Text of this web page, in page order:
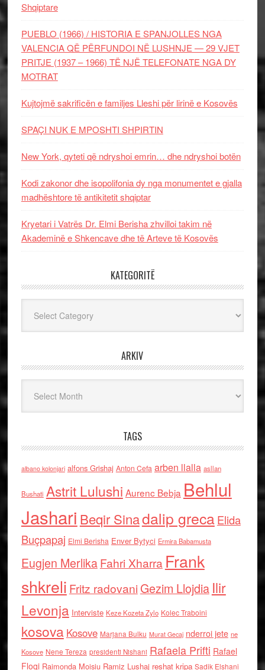
Shqiptare
PUEBLO (1966) / HISTORIA E SPANJOLLES NGA
VALENCIA QË PËRFUNDOI NË LUSHNJE — 29 VJET
PRITJE (1937 – 1966) TË NJË TELEFONATE NGA DY
MOTRAT
Kujtojmë sakrificën e familjes Lleshi për lirinë e Kosovës
SPAÇI NUK E MPOSHTI SHPIRTIN
New York, qyteti që ndryshoi emrin… dhe ndryshoi botën
Kodi zakonor dhe isopolifonia dy nga monumentet e gjalla
madhështore të antikitetit shqiptar
Kryetari i Vatrës Dr. Elmi Berisha zhvilloi takim në
Akademinë e Shkencave dhe të Arteve të Kosovës
KATEGORITË
ARKIV
TAGS
albano kolonjari alfons Grishaj Anton Cefa arben llalla asllan
Bushati Astrit Lulushi Aurenc Bebja Behlul
Jashari Beqir Sinadalip grecaElida
Buçpapaj Elmi Berisha Enver Bytyci Ermira Babamusta
Eugjen MerlikaFahri Xharra Frank
shkreli Fritz radovaniGezim Llojdia Ilir
Levonja Interviste Keze Kozeta Zylo Kolec Traboini
kosova Kosove Marjana Bulku Murat Gecaj nderroi jete ne
Kosove Nene Tereza presidenti Nishani Rafaela Prifti Rafael
Floqi Raimonda Moisiu Ramiz Lushaj reshat kripa Sadik Elshani